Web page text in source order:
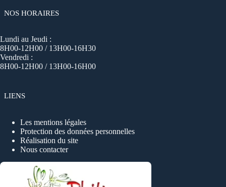
NOS HORAIRES
Lundi au Jeudi :
8H00-12H00 / 13H00-16H30
Vendredi :
8H00-12H00 / 13H00-16H00
LIENS
Les mentions légales
Protection des données personnelles
Réalisation du site
Nous contacter